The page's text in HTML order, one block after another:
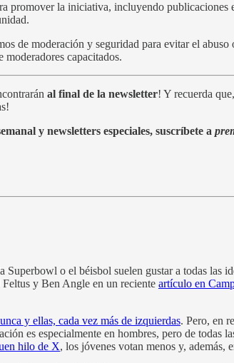
promover la iniciativa, incluyendo publicaciones
de moderación y seguridad para evitar el
capacitados.
al final de la newsletter! Y recuerda
y newsletters especiales, suscríbete a
Superbowl o el béisbol suelen gustar a todas las
y Ben Angle en un reciente artículo en
y ellas, cada vez más de izquierdas. Pero, en
es especialmente en hombres, pero de todas
hilo de X, los jóvenes votan menos y, además,